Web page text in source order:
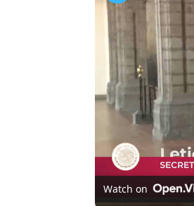
Watch on